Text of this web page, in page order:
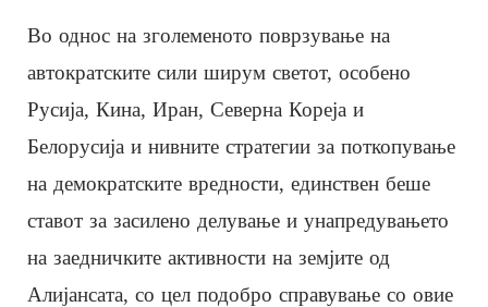
Во однос на зголеменото поврзување на
автократските сили ширум светот, особено
Русија, Кина, Иран, Северна Кореја и
Белорусија и нивните стратегии за поткопување
на демократските вредности, единствен беше
ставот за засилено делување и унапредувањето
на заедничките активности на земјите од
Алијансата, со цел подобро справување со овие